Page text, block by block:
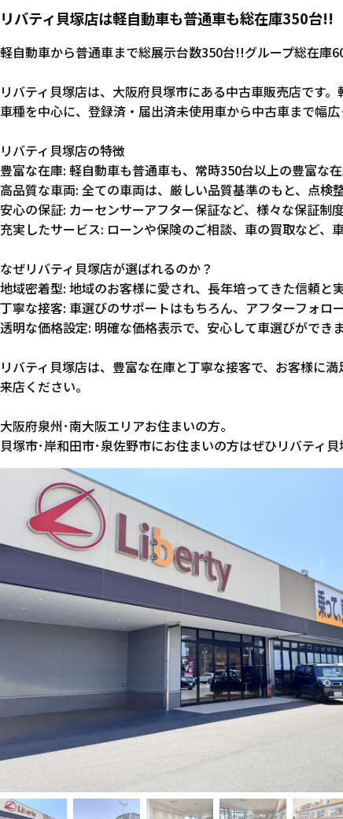
リバティ貝塚店は軽自動車も普通車も総在庫350台!!
軽自動車から普通車まで総展示台数350台!!グループ総在庫
リバティ貝塚店は、大阪府貝塚市にある中古車販売店です
車種を中心に、登録済・届出済未使用車から中古車まで幅広
リバティ貝塚店の特徴
豊富な在庫: 軽自動車も普通車も、常時350台以上の豊富な
高品質な車両: 全ての車両は、厳しい品質基準のもと、点検
安心の保証: カーセンサーアフター保証など、様々な保証制
充実したサービス: ローンや保険のご相談、車の買取など、
なぜリバティ貝塚店が選ばれるのか？
地域密着型: 地域のお客様に愛され、長年培ってきた信頼と
丁寧な接客: 車選びのサポートはもちろん、アフターフォロ
透明な価格設定: 明確な価格表示で、安心して車選びができま
リバティ貝塚店は、豊富な在庫と丁寧な接客で、お客様に
来店ください。
大阪府泉州･南大阪エリアお住まいの方。
貝塚市･岸和田市･泉佐野市にお住まいの方はぜひリバティ